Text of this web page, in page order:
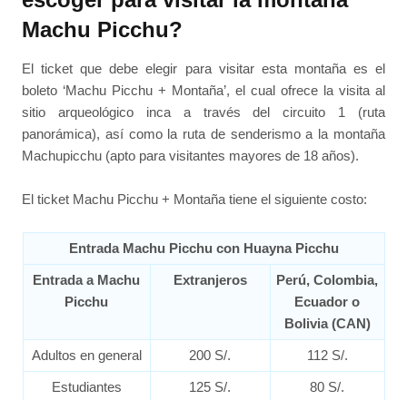
Machu Picchu?
El ticket que debe elegir para visitar esta montaña es el
boleto ‘Machu Picchu + Montaña’, el cual ofrece la visita al
sitio arqueológico inca a través del circuito 1 (ruta
panorámica), así como la ruta de senderismo a la montaña
Machupicchu (apto para visitantes mayores de 18 años).
El ticket Machu Picchu + Montaña tiene el siguiente costo:
Entrada Machu Picchu con Huayna Picchu
Entrada a Machu
Picchu
Extranjeros
Perú, Colombia,
Ecuador o
Bolivia (CAN)
Adultos en general 200 S/. 112 S/.
Estudiantes
125 S/. 80 S/.